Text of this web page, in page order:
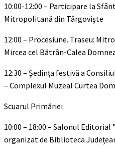
10:00-12:00 – Participare la
Mitropolitană din Târgoviște
12:00 – Procesiune. Traseu:
Mircea cel Bătrân-Calea
12:30 – Ședința festivă a
– Complexul Muzeal Curtea
Scuarul Primăriei
10:00 – 18:00 – Salonul Editorial
organizat de Biblioteca